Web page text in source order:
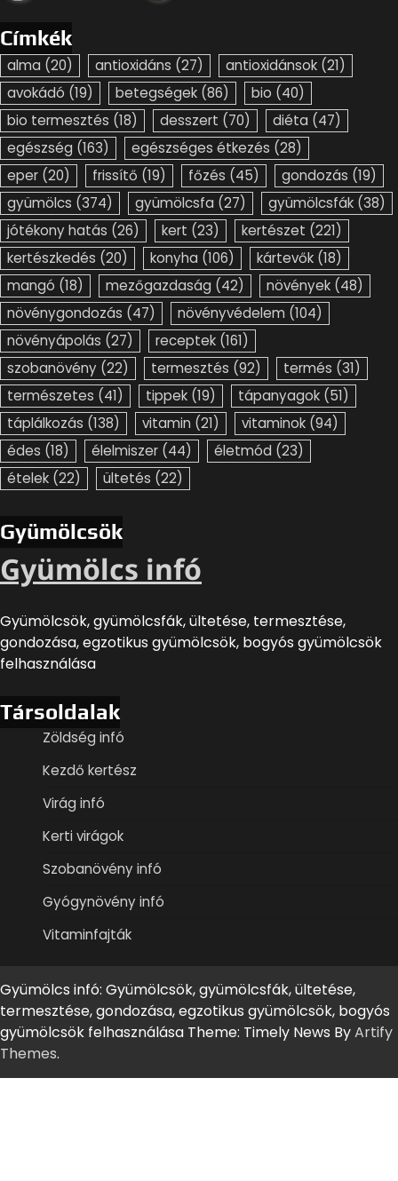
Címkék
alma (20) antioxidáns (27) antioxidánsok (21)
avokádó (19) betegségek (86) bio (40)
bio termesztés (18) desszert (70) diéta (47)
egészség (163) egészséges étkezés (28)
eper (20) frissítő (19) főzés (45) gondozás (19)
gyümölcs (374) gyümölcsfa (27) gyümölcsfák (38)
jótékony hatás (26) kert (23) kertészet (221)
kertészkedés (20) konyha (106) kártevők (18)
mangó (18) mezőgazdaság (42) növények (48)
növénygondozás (47) növényvédelem (104)
növényápolás (27) receptek (161)
szobanövény (22) termesztés (92) termés (31)
természetes (41) tippek (19) tápanyagok (51)
táplálkozás (138) vitamin (21) vitaminok (94)
édes (18) élelmiszer (44) életmód (23)
ételek (22) ültetés (22)
Gyümölcsök
Gyümölcs infó
Gyümölcsök, gyümölcsfák, ültetése, termesztése,
gondozása, egzotikus gyümölcsök, bogyós gyümölcsök
felhasználása
Társoldalak
Zöldség infó
Kezdő kertész
Virág infó
Kerti virágok
Szobanövény infó
Gyógynövény infó
Vitaminfajták
Gyümölcs infó: Gyümölcsök, gyümölcsfák, ültetése,
termesztése, gondozása, egzotikus gyümölcsök, bogyós
gyümölcsök felhasználása Theme: Timely News ByArtify
Themes.